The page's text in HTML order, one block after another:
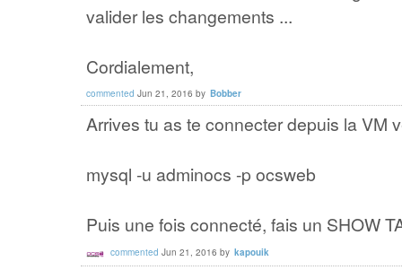
valider les changements ...
Cordialement,
commented Jun 21, 2016 by Bobber
Arrives tu as te connecter depuis la VM
mysql -u adminocs -p ocsweb
Puis une fois connecté, fais un SHOW
commented Jun 21, 2016 by kapouik